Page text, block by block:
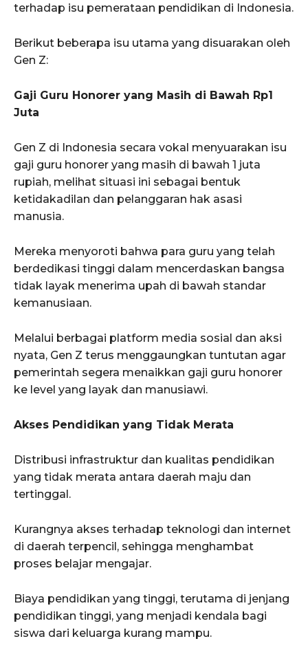
terhadap isu pemerataan pendidikan di Indonesia.
Berikut beberapa isu utama yang disuarakan oleh
Gen Z:
Gaji Guru Honorer yang Masih di Bawah Rp1
Juta
Gen Z di Indonesia secara vokal menyuarakan isu
gaji guru honorer yang masih di bawah 1 juta
rupiah, melihat situasi ini sebagai bentuk
ketidakadilan dan pelanggaran hak asasi
manusia.
Mereka menyoroti bahwa para guru yang telah
berdedikasi tinggi dalam mencerdaskan bangsa
tidak layak menerima upah di bawah standar
kemanusiaan.
Melalui berbagai platform media sosial dan aksi
nyata, Gen Z terus menggaungkan tuntutan agar
pemerintah segera menaikkan gaji guru honorer
ke level yang layak dan manusiawi.
Akses Pendidikan yang Tidak Merata
Distribusi infrastruktur dan kualitas pendidikan
yang tidak merata antara daerah maju dan
tertinggal.
Kurangnya akses terhadap teknologi dan internet
di daerah terpencil, sehingga menghambat
proses belajar mengajar.
Biaya pendidikan yang tinggi, terutama di jenjang
pendidikan tinggi, yang menjadi kendala bagi
siswa dari keluarga kurang mampu.